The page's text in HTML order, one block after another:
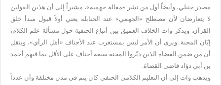
مصدر حنبلي، وأيضاً أول من نشر «مقالة جهمية»، مشيراً إلى أن هذين القولين
لا يتعارضان لأن مصطلح «الجهمي» عند الحنابلة يعني أولاً قبول مبدأ خلق
القرآن. ويذكر وات الخلاف العميق بين أتباع الحنفية حول مسألة علم الكلام،
إبّان المحنة. ويرى أن الأمر ليس بمستغرب عند الأحناف «أهل الرأي»، وينقل
أن من ضمن القضاة الذين دبّروا المحنة سبعة أحناف على الأقل بما فيهم أحمد
بن أبي دؤاد قاضي القضاة.
ويذهب وات إلى أن التعليم الكلامي الحنفي كان يتم في مدن مختلفة وأن عدداً